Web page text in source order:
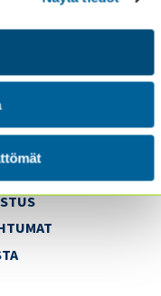
Inreviso Ab